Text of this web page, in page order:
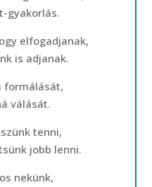
gyakorlás.
elfogadjanak,
is adjanak.
formálását,
válását.
tenni,
jobb lenni.
nekünk,